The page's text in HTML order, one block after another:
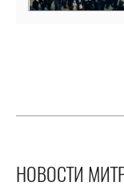
НОВОСТИ